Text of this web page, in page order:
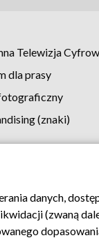
Telewizja
dla prasy
(znaki)
Kontakt
danych,
(zwaną